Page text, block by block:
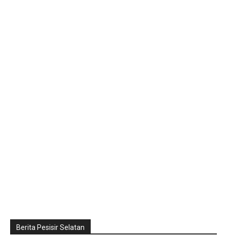
Berita Pesisir Selatan